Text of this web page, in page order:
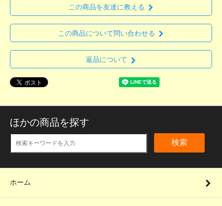
この商品を友達に教える
この商品について問い合わせる
返品について
ほかの商品を探す
検索
ホーム